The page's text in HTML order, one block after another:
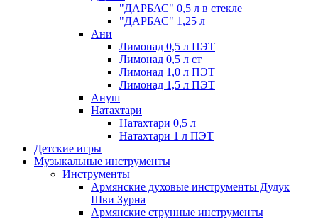
"ДАРБАС" 0,5 л в стекле
"ДАРБАС" 1,25 л
Ани
Лимонад 0,5 л ПЭТ
Лимонад 0,5 л ст
Лимонад 1,0 л ПЭТ
Лимонад 1,5 л ПЭТ
Ануш
Натахтари
Натахтари 0,5 л
Натахтари 1 л ПЭТ
Детские игры
Музыкальные инструменты
Инструменты
Армянские духовые инструменты Дудук
Шви Зурна
Армянские струнные инструменты